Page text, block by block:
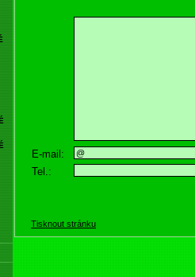
E-mail:
Tel.:
Tisknout stránku